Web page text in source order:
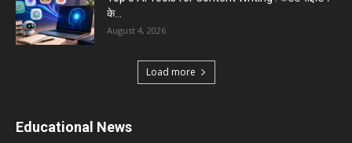
के...
August 4, 2026
Load more
Educational News